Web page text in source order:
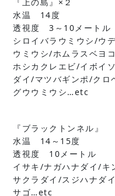
水温 14度
透視度 3～10メートル
シロイバラウミウシ/ウ
ウミウシ/ホムラスベヨ
ホシカクレエビ/イボイ
ダイ/マツバギンポ/クロ
グウウミウシ…etc
『ブラックトンネル』
水温 14～15度
透視度 10メートル
イサキ/ナガハナダイ/キ
サクラダイ/スジハナダ
サゴ…etc